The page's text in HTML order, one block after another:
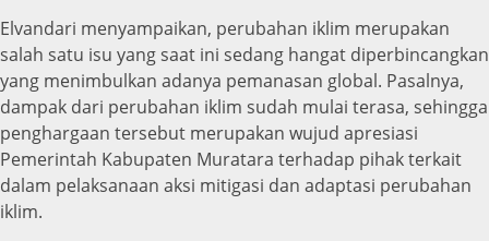
Elvandari menyampaikan, perubahan iklim merupakan
salah satu isu yang saat ini sedang hangat diperbincangkan
yang menimbulkan adanya pemanasan global. Pasalnya,
dampak dari perubahan iklim sudah mulai terasa, sehingga
penghargaan tersebut merupakan wujud apresiasi
Pemerintah Kabupaten Muratara terhadap pihak terkait
dalam pelaksanaan aksi mitigasi dan adaptasi perubahan
iklim.